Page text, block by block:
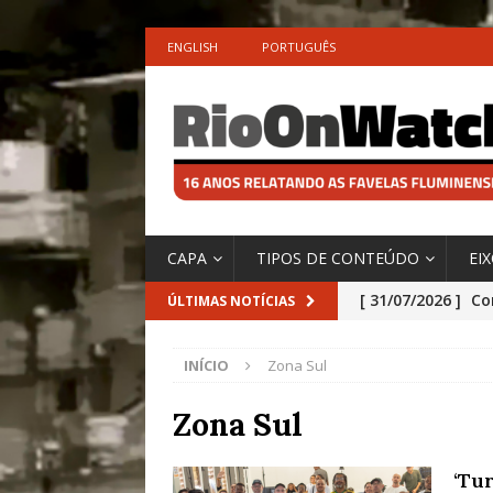
ENGLISH PORTUGUÊS
CAPA TIPOS DE CONTEÚDO
ÚLTIMAS NOTÍCIAS [ 31/07/2026 ]
Especial do
INÍCIO Zona Sul
Zona Sul